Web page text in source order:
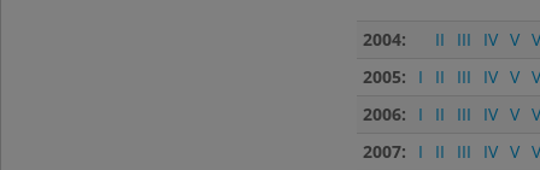
2004: II III IV V
2005:
I II III IV V
2006:
I II III IV V
2007:
I II III IV V